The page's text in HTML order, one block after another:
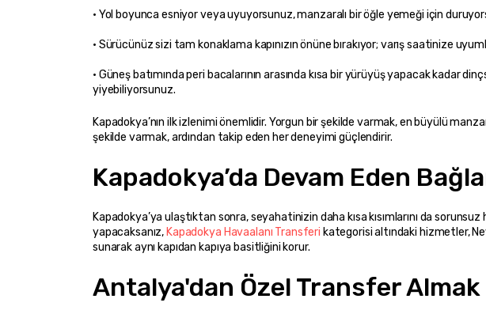
• Güneş batımında peri bacalarının arasında kısa bir yürüyüş yapacak kadar
yiyebiliyorsunuz.
Kapadokya’nın ilk izlenimi önemlidir. Yorgun bir şekilde varmak, en büyülü
şekilde varmak, ardından takip eden her deneyimi güçlendirir.
Kapadokya’da Devam Eden
Kapadokya’ya ulaştıktan sonra, seyahatinizin daha kısa kısımlarını da
yapacaksanız, Kapadokya Havaalanı Transferi kategorisi altındaki hizmetler,
sunarak aynı kapıdan kapıya basitliğini korur.
Antalya'dan Özel Transfer